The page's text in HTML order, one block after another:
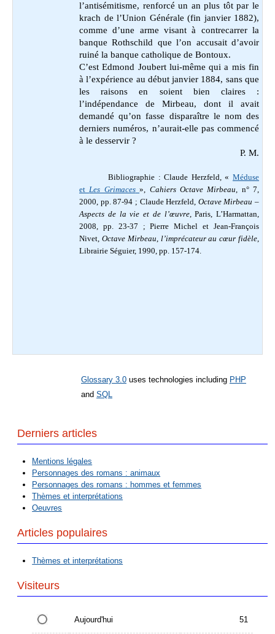
l’antisémitisme, renforcé un an plus tôt par le
krach de l’Union Générale (fin janvier 1882),
comme d’une arme visant à contrecarrer la
banque Rothschild que l’on accusait d’avoir
ruiné la banque catholique de Bontoux.
C’est Edmond Joubert lui-même qui a mis fin
à l’expérience au début janvier 1884, sans que
les raisons en soient bien claires :
l’indépendance de Mirbeau, dont il avait
demandé qu’on fasse disparaître le nom des
derniers numéros, n’aurait-elle pas commencé
à le desservir ?
P. M.
Bibliographie : Claude Herzfeld, « Méduse
etLes Grimaces », Cahiers Octave Mirbeau, n° 7,
2000, pp. 87-94 ; Claude Herzfeld, Octave Mirbeau –
Aspects de la vie et de l’œuvre, Paris, L’Harmattan,
2008, pp. 23-37 ; Pierre Michel et Jean-François
Nivet, Octave Mirbeau, l’imprécateur au cœur fidèle,
Librairie Séguier, 1990, pp. 157-174.
Glossary 3.0 uses technologies including PHP
and SQL
Derniers articles
Mentions légales
Personnages des romans : animaux
Personnages des romans : hommes et femmes
Thèmes et interprétations
Oeuvres
Articles populaires
Thèmes et interprétations
Visiteurs
Aujourd'hui 51